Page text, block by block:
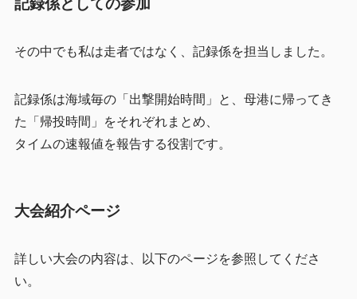
その中でも私は走者ではなく、記録係を担当しました。
記録係は海域毎の「出撃開始時間」と、母港に帰ってき
た「帰投時間」をそれぞれまとめ、
タイムの速報値を報告する役割です。
大会紹介ページ
詳しい大会の内容は、以下のページを参照してくださ
い。